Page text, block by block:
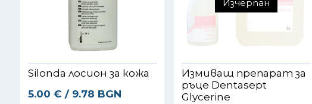
Silonda лосион за кожа
5.00 € / 9.78 BGN
Изчерпан
Измиващ препарат за
ръце Dentasept
Glycerine